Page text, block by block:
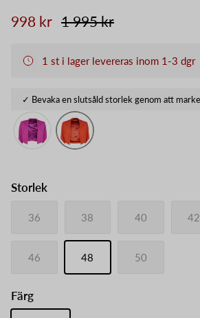
998 kr 1 995 kr
1 st i lager levereras inom 1-3 dgr
Storlek
36 38 40 42
46 48 50
Färg